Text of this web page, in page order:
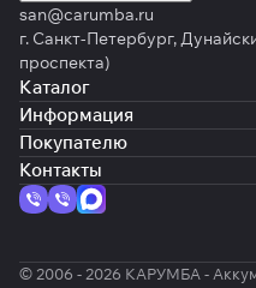
san@carumba.ru
г. Санкт-Петербург,
проспекта)
Каталог
Информация
Покупателю
Контакты
© 2006 - 2026 КАРУМБА -